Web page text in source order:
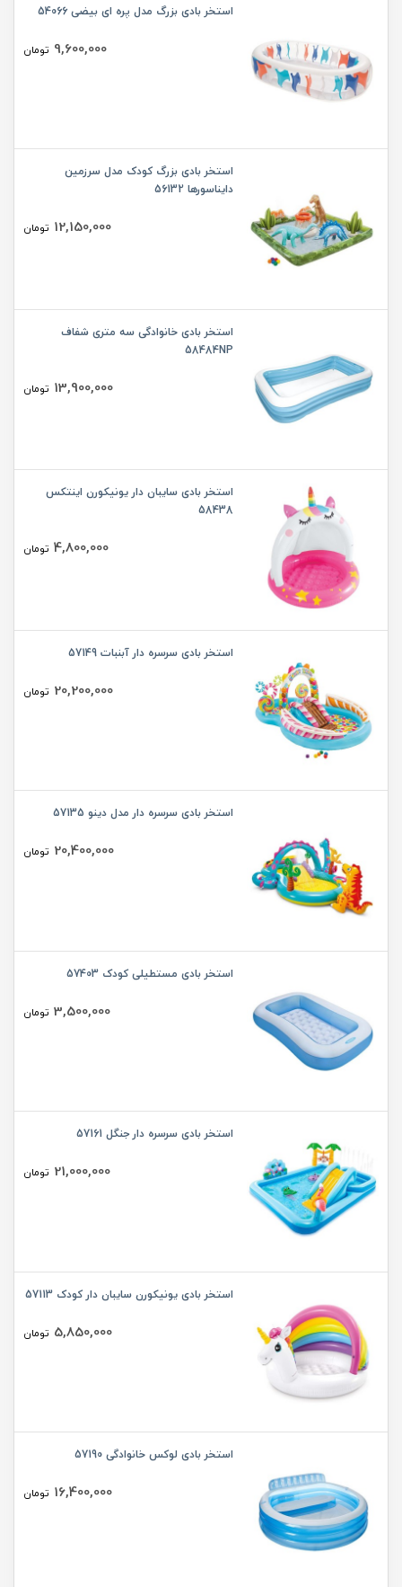
استخر بادی بزرگ مدل پره ای بیضی 54066
9,600,000 تومان
استخر بادی بزرگ کودک مدل سرزمین
دایناسورها 56132
12,150,000 تومان
استخر بادی خانوادگی سه متری شفاف
58484NP
13,900,000 تومان
استخر بادی سایبان دار یونیکورن اینتکس
58438
4,800,000 تومان
استخر بادی سرسره دار آبنبات 57149
20,200,000 تومان
استخر بادی سرسره دار مدل دینو 57135
20,400,000 تومان
استخر بادی مستطیلی کودک 57403
3,500,000 تومان
استخر بادی سرسره دار جنگل 57161
21,000,000 تومان
استخر بادی یونیکورن سایبان دار کودک 57113
5,850,000 تومان
استخر بادی لوکس خانوادگی 57190
16,400,000 تومان